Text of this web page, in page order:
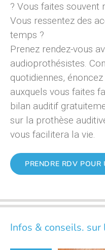
? Vous faites souvent
Vous ressentez des
temps ?
Prenez rendez-vous
audioprothésistes.
quotidiennes,
auxquels vous faites
bilan auditif
sur la prothèse
vous facilitera la vie.
PRENDRE RDV
Infos & conseils. sur